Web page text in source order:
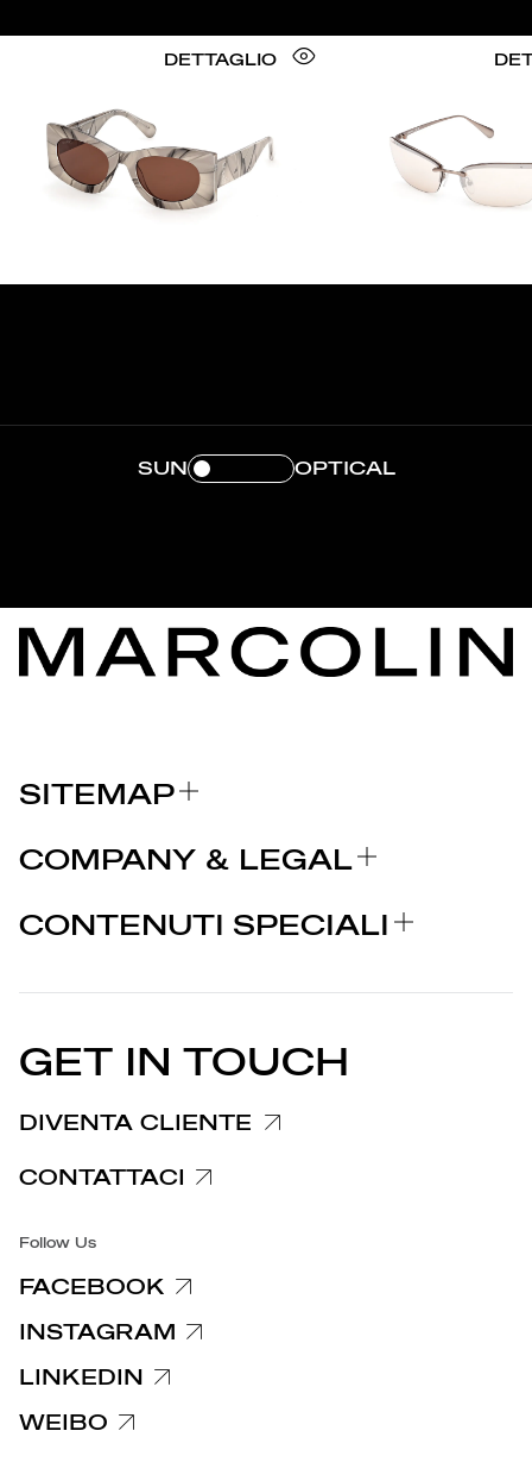
DETTAGLIO
SUN OPTICAL
SITEMAP
BRAND
COMUNICATI STAMPA
COMPANY & LEGAL
Note legali
Informativa reclami
Accessibilità
CONTENUTI SPECIALI
EU DECLARATION OF
COMUNICATI STAMPA
GET IN TOUCH
DIVENTA CLIENTE
CONTATTACI
Follow Us
FACEBOOK
INSTAGRAM
LINKEDIN
WEIBO